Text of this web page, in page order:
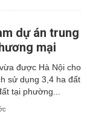
dự án trung
mại
được Hà Nội cho
sử dụng 3,4 ha đất
tại phường...